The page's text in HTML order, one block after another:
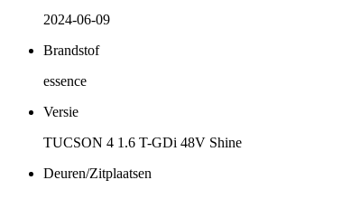
2024-06-09
Brandstof
essence
Versie
TUCSON 4 1.6 T-GDi 48V Shine
Deuren/Zitplaatsen